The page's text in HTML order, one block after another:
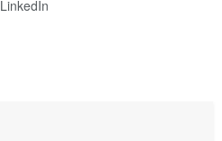
LinkedIn